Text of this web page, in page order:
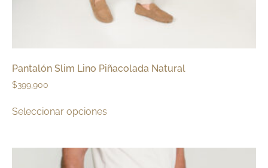
Pantalón Slim Lino Piñacolada Natural
$399,900
Seleccionar opciones